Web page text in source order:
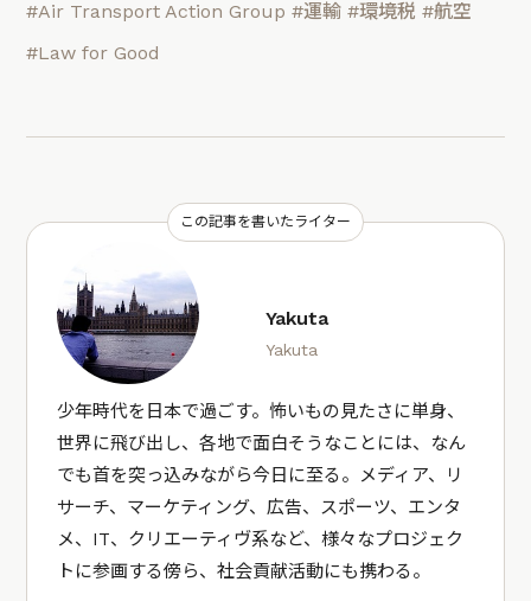
#Air Transport Action Group #運輸 #環境税 #航空
#Law for Good
この記事を書いたライター
Yakuta
Yakuta
少年時代を日本で過ごす。怖いもの見たさに単身、
世界に飛び出し、各地で面白そうなことには、なん
でも首を突っ込みながら今日に至る。メディア、リ
サーチ、マーケティング、広告、スポーツ、エンタ
メ、IT、クリエーティヴ系など、様々なプロジェク
トに参画する傍ら、社会貢献活動にも携わる。